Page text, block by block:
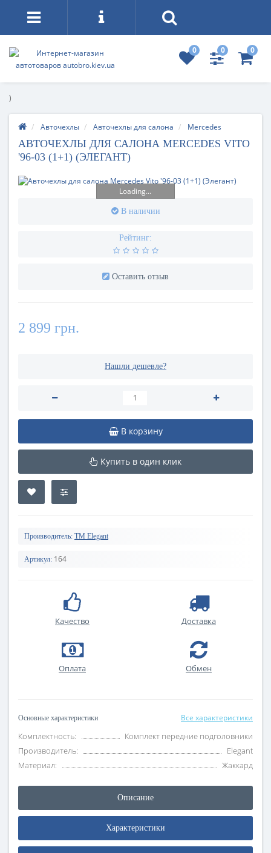
0 0 0
)
Авточехлы Авточехлы для салона Mercedes
АВТОЧЕХЛЫ ДЛЯ САЛОНА MERCEDES VITO
'96-03 (1+1) (ЭЛЕГАНТ)
Loading...
В наличии
Рейтинг:
Оставить отзыв
2 899 грн.
Нашли дешевле?
В корзину
Купить в один клик
Производитель: TM Elegant
Артикул: 164
Качество Доставка
Оплата Обмен
Основные характеристики Все характеристики
Комплектность:
Комплект передние подголовники
Производитель:
Elegant
Материал:
Жаккард
Описание
Характеристики